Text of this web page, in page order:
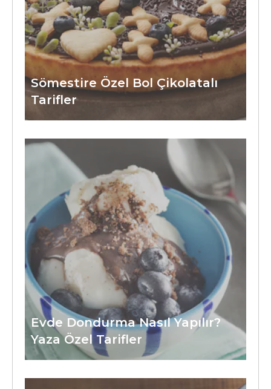
Sömestire Özel Bol Çikolatalı
Tarifler
Evde Dondurma Nasıl Yapılır?
Yaza Özel Tarifler